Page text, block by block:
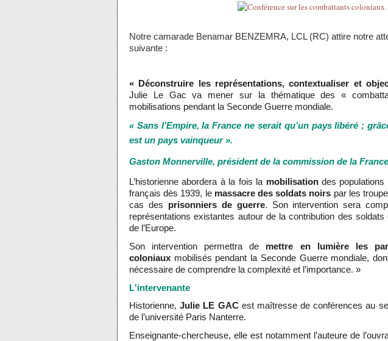
Notre camarade Benamar BENZEMRA, LCL (RC) attire notre
suivante :
« Déconstruire les représentations, contextualiser et
Julie Le Gac va mener sur la thématique des «
mobilisations pendant la Seconde Guerre mondiale.
« Sans l’Empire, la France ne serait qu’un pays libéré ;
est un pays vainqueur ».
Gaston Monnerville, président de la commission de la
L’historienne abordera à la fois la mobilisation des populations
français dès 1939, le massacre des soldats noirs par les
cas des prisonniers de guerre. Son intervention sera
représentations existantes autour de la contribution des
de l’Europe.
Son intervention permettra de mettre en lumière les
coloniaux mobilisés pendant la Seconde Guerre mondiale,
nécessaire de comprendre la complexité et l’importance. »
L'intervenante
Historienne,Julie LE GACest maîtresse de conférences au
de l’université Paris Nanterre.
Enseignante-chercheuse, elle est notamment l’auteure de